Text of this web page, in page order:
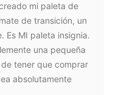
mi paleta de
de transición, un
Es MI paleta insignia.
una pequeña
tener que comprar
absolutamente